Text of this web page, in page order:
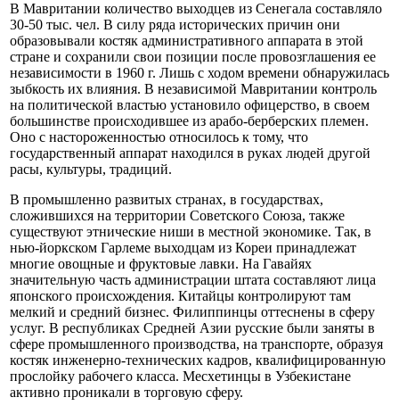
В Мавритании количество выходцев из Сенегала составляло
30-50 тыс. чел. В силу ряда исторических причин они
образовывали костяк административного аппарата в этой
стране и сохранили свои позиции после провозглашения ее
независимости в 1960 г. Лишь с ходом времени обнаружилась
зыбкость их влияния. В независимой Мавритании контроль
на политической властью установило офицерство, в своем
большинстве происходившее из арабо-берберских племен.
Оно с настороженностью относилось к тому, что
государственный аппарат находился в руках людей другой
расы, культуры, традиций.
В промышленно развитых странах, в государствах,
сложившихся на территории Советского Союза, также
существуют этнические ниши в местной экономике. Так, в
нью-йоркском Гарлеме выходцам из Кореи принадлежат
многие овощные и фруктовые лавки. На Гавайях
значительную часть администрации штата составляют лица
японского происхождения. Китайцы контролируют там
мелкий и средний бизнес. Филиппинцы оттеснены в сферу
услуг. В республиках Средней Азии русские были заняты в
сфере промышленного производства, на транспорте, образуя
костяк инженерно-технических кадров, квалифицированную
прослойку рабочего класса. Месхетинцы в Узбекистане
активно проникали в торговую сферу.